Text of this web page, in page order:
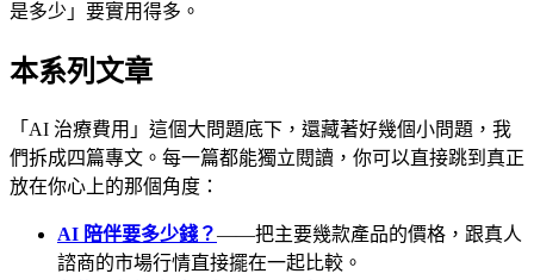
是多少」要實用得多。
本系列文章
「AI 治療費用」這個大問題底下，還藏著好幾個小問題，我
們拆成四篇專文。每一篇都能獨立閱讀，你可以直接跳到真正
放在你心上的那個角度：
AI 陪伴要多少錢？——把主要幾款產品的價格，跟真人
諮商的市場行情直接擺在一起比較。